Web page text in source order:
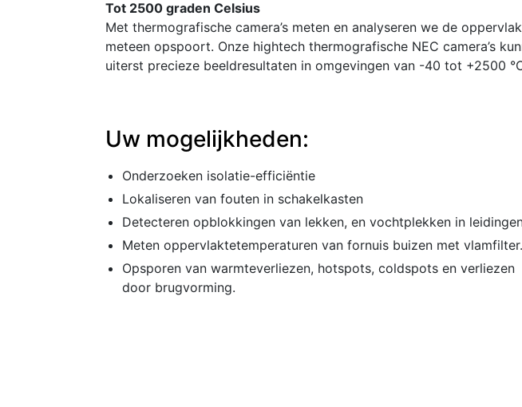
Tot 2500 graden Celsius
Met thermografische camera’s meten en analyseren we de
meteen opspoort. Onze hightech thermografische NEC camera’s
uiterst precieze beeldresultaten in omgevingen van -40 tot +2500
Uw mogelijkheden:
Onderzoeken isolatie-efficiëntie
Lokaliseren van fouten in schakelkasten
Detecteren opblokkingen van lekken, en vochtplekken in
Meten oppervlaktetemperaturen van fornuis buizen met vlamfilter.
Opsporen van warmteverliezen, hotspots, coldspots en verliezen
door brugvorming.